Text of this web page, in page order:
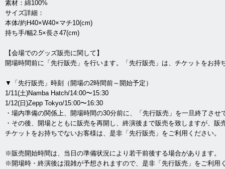
素材：綿100%
サイズ詳細：
本体/約H40×W40×マチ10(cm)
持ち手/幅2.5×長さ47(cm)
【会場でのグッズ販売に関して】
開場時間前に「先行販売」を行います。「先行販売」は、チケットをお持
▼「先行販売」時刻（開場の2時間前～開始予定）
1/11(土)Namba Hatch/14:00〜15:30
1/12(日)Zepp Tokyo/15:00〜16:30
・場内準備の関係上、開場時間の30分前に、「先行販売」を一旦終了させ
・その後、開場とともに販売を再開し、終演後まで販売を致しますが、販
チケットをお持ちでないお客様は、是非「先行販売」をご利用ください。
※販売開始時間は、当日の準備状況により若干前後する場合があります。
※開場時・終演後は混雑が予想されますので、是非「先行販売」をご利用